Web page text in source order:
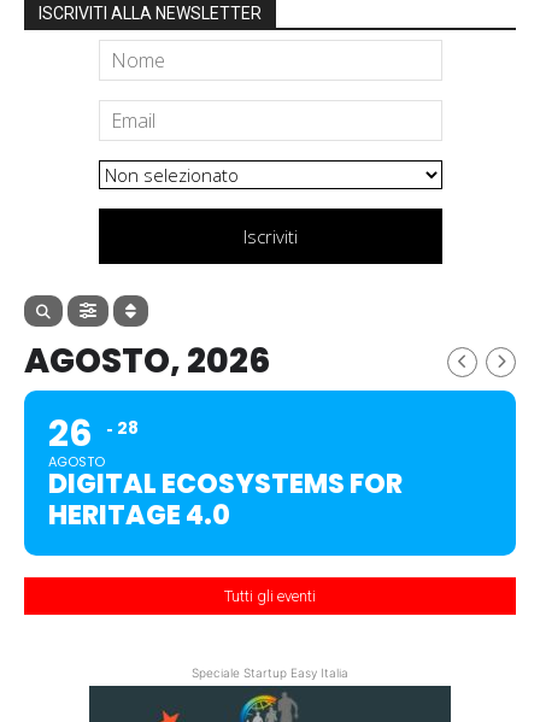
ISCRIVITI ALLA NEWSLETTER
Iscriviti
AGOSTO, 2026
26
AGOSTO
28
DIGITAL ECOSYSTEMS FOR
HERITAGE 4.0
Tutti gli eventi
Speciale Startup Easy Italia